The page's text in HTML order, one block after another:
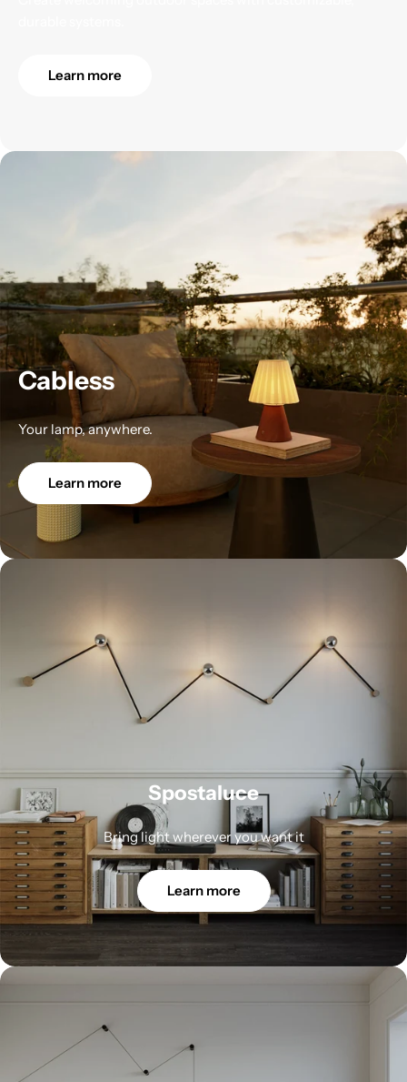
Learn more
Cabless
Your lamp, anywhere.
Learn more
Spostaluce
Bring light wherever you want it
Learn more